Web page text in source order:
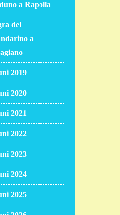
a Rapolla
del
a
2019
2020
2021
2022
2023
2024
2025